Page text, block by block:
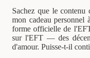
Sachez que le contenu
mon cadeau personnel
forme officielle de
sur l'EFT — des
d'amour. Puisse-t-il